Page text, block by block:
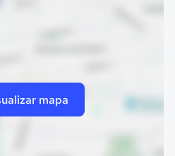
mapa